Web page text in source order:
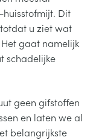
Dit
u ziet wat
gaat namelijk
schadelijke
geen gifstoffen
en laten we al
belangrijkste